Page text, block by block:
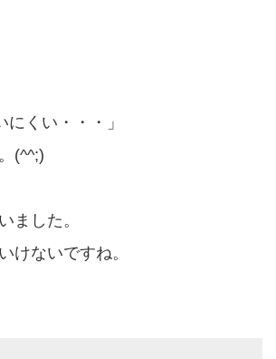
にくい・・・」
(^^;)
ました。
けないですね。